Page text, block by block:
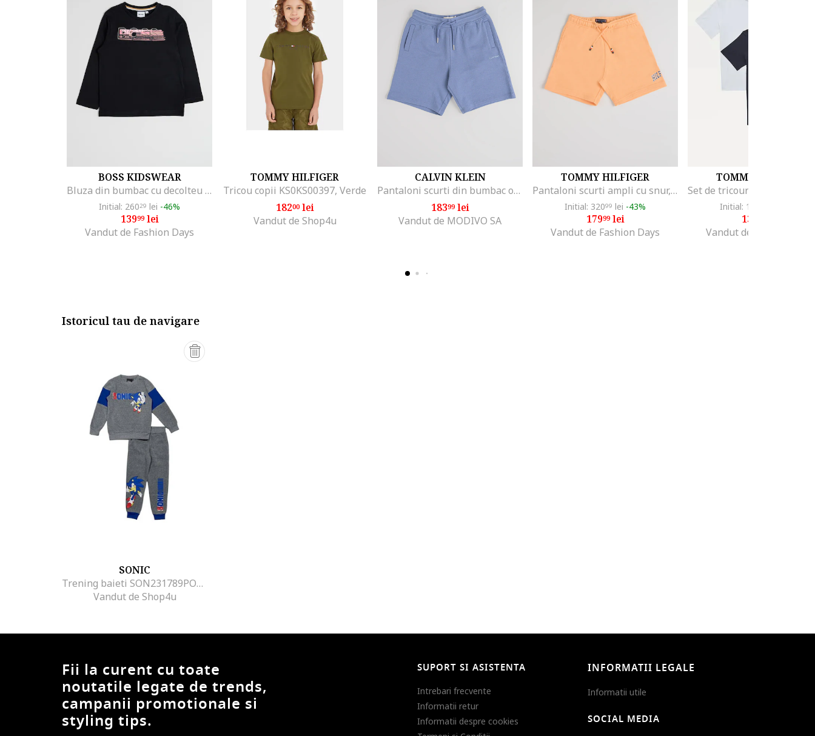
BOSS KIDSWEAR
Bluza din bumbac cu decolteu la baza gatului si logo, Negru/Roz deschis
Initial: 26029 lei -46%
13999lei
Vandut de Fashion Days
TOMMY HILFIGER
Tricou copii KS0KS00397, Verde
18200lei
Vandut de Shop4u
CALVIN KLEIN
Pantaloni scurti din bumbac organic cu logo, Albastru inchis
18399lei
Vandut de MODIVO SA
TOMMY HILFIGER
Pantaloni scurti ampli cu snur, Portocaliu pal
Initial: 32099 lei -43%
17999lei
Vandut de Fashion Days
TOMMY HILFIGER
Initial: 186
139
Vandut de Fashion Days
Istoricul tau de navigare
SONIC
Trening baieti SON231789POL, Gri
Vandut de Shop4u
Fii la curent cu toate
noutatile legate de trends,
campanii promotionale si
styling tips.
SUPORT SI ASISTENTA
Intrebari frecvente
Informatii retur
Informatii despre cookies
INFORMATII LEGALE
Informatii utile
SOCIAL MEDIA